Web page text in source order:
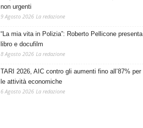
non urgenti
9 Agosto 2026 La redazione
“La mia vita in Polizia”: Roberto Pellicone presenta
libro e docufilm
8 Agosto 2026 La redazione
TARI 2026, AIC contro gli aumenti fino all’87% per
le attività economiche
6 Agosto 2026 La redazione